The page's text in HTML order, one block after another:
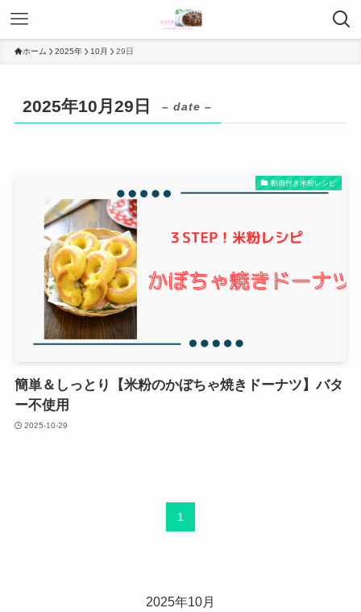
ホーム 2025年 10月 29日
2025年10月29日 – date –
動画付き米粉レシピ
簡単＆しっとり【米粉のかぼちゃ焼きドーナツ】バタ
ー不使用
2025-10-29
1
2025年10月